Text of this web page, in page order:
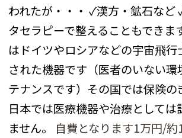
われたが・・・ ✓漢方・鉱石など
タセラピーで整えることもできま
はドイツやロシアなどの宇宙飛
された機器です（医者のいない
テナンスです）その国では保険の
日本では医療機器や治療としては
ません。
自費となります1万円/約